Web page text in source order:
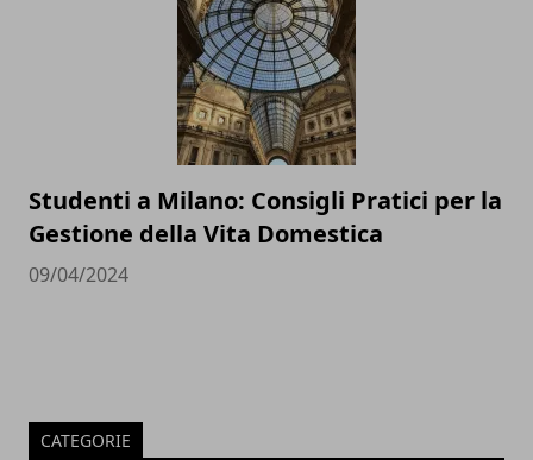
Studenti a Milano: Consigli Pratici per la
Gestione della Vita Domestica
09/04/2024
CATEGORIE